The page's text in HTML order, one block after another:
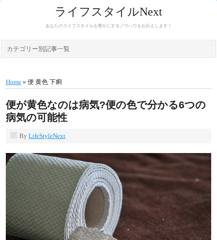
ライフスタイルNext
あなたのライフスタイルを豊かにするノウハウをお伝えします！
カテゴリー別記事一覧
Home » 便 黄色 下痢
便が黄色なのは病気?便の色で分かる6つの
病気の可能性
By LifeStyleNext